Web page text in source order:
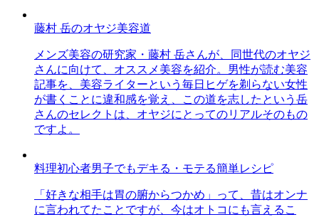
藤村 岳のオヤジ美容道
メンズ美容の研究家・藤村 岳さんが、同世代のオヤジ
さんに向けて、オススメ美容を紹介。男性が読む美容
記事を、美容ライターという毎日ヒゲを剃らない女性
が書くことに違和感を覚え、この道を志したという岳
さんのセレクトは、オヤジにとってのリアルそのもの
ですよ。
料理初心者男子でもデキる・モテる簡単レシピ
「好きな相手は胃の腑からつかめ」って、昔はオンナ
に言われてたことですが、今はオトコにも言えるこ